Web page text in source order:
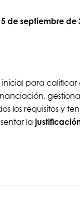
5 de septiembre de
inicial para calificar
los requisitos y
la